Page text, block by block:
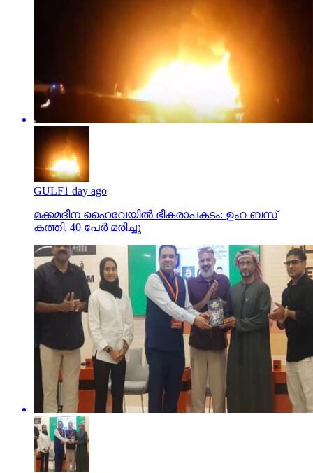
GULF1 day ago
മക്കമദീന ഹൈവേയില്‍ ഭീകരാപകടം: ഉംറ ബസ്
കത്തി, 40 പേര്‍ മരിച്ചു